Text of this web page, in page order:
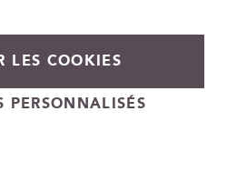
En rupture de stock
2024 - Tous droits réservés
LES COOKIES
PERSONNALISÉS